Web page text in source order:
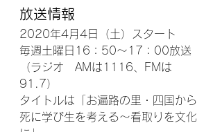
放送情報
2020年4月4日（土）スタート
毎週土曜日16：50～17：00放送
（ラジオ　AMは1116、FMは
91.7）
タイトルは「お遍路の里・四国から
死に学び生を考える～看取りを文化